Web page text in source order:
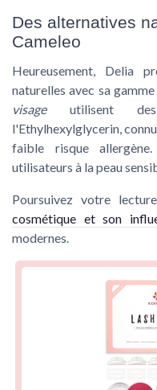
Des alternatives
Cameleo
Heureusement, Delia
naturelles avec sa gamme
visageutilisent des
l'Ethylhexylglycerin,
faible risque
utilisateurs à la peau
Poursuivez votre
cosmétique et son
modernes.